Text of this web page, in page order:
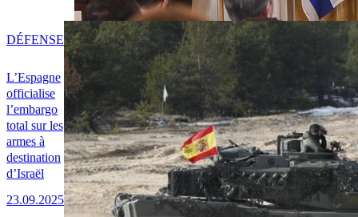
L’Espagne
officialise
l’embargo
total sur les
armes à
destination
d’Israël
23.09.2025
DÉFENSE